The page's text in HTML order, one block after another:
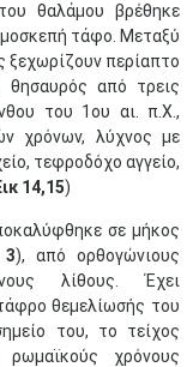
θαλάμου βρέθηκε
τάφο. Μεταξύ
περίαπτο
από τρεις
του 1ου αι. π.Χ.,
χρόνων, λύχνος με
τεφροδόχο αγγείο,
14,15)
σε μήκος
3), από ορθογώνιους
λίθους. Έχει
θεμελίωσής του
του, το τείχος
χρόνους